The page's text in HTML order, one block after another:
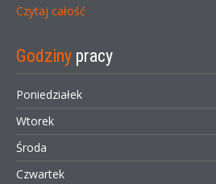
Czytaj całość
Godziny pracy
Poniedziałek
Wtorek
Środa
Czwartek